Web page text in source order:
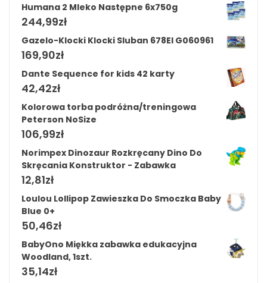
Humana 2 Mleko Następne 6x750g
244,99zł
Gazelo-Klocki Klocki Sluban 678El G060961
169,90zł
Dante Sequence for kids 42 karty
42,42zł
Kolorowa torba podróżna/treningowa
Peterson NoSize
106,99zł
Norimpex Dinozaur Rozkręcany Dino Do
Skręcania Konstruktor - Zabawka
12,81zł
Loulou Lollipop Zawieszka Do Smoczka Baby
Blue 0+
50,46zł
BabyOno Miękka zabawka edukacyjna
Woodland, 1szt.
35,14zł